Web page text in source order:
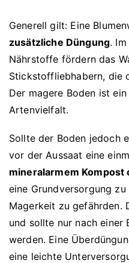
Generell gilt: Eine
zusätzliche Düngung.
Nährstoffe fördern das
Stickstoffliebhabern, die
Der magere Boden ist
Artenvielfalt.
Sollte der Boden jedoch
vor der Aussaat eine
mineralarmem Kompost
eine Grundversorgung
Magerkeit zu gefährden.
und sollte nur nach einer
werden. Eine
eine leichte